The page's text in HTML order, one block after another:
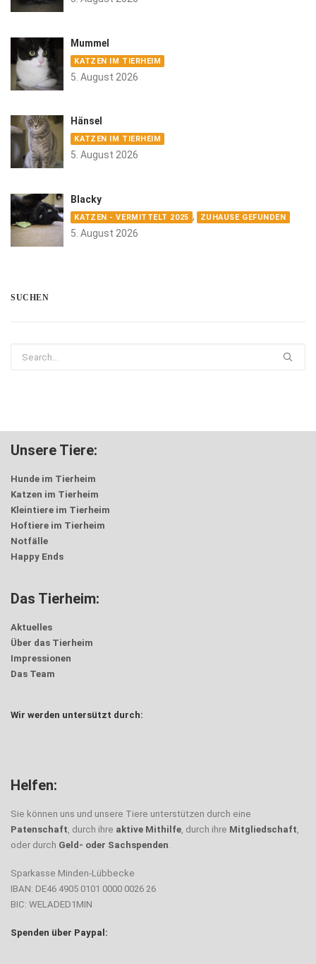
Mummel
KATZEN IM TIERHEIM
5. August 2026
Hänsel
KATZEN IM TIERHEIM
5. August 2026
Blacky
KATZEN - VERMITTELT 2025 , ZUHAUSE GEFUNDEN
5. August 2026
SUCHEN
Unsere Tiere:
Hunde im Tierheim
Katzen im Tierheim
Kleintiere im Tierheim
Hoftiere im Tierheim
Notfälle
Happy Ends
Das Tierheim:
Aktuelles
Über das Tierheim
Impressionen
Das Team
Wir werden untersützt durch:
Helfen:
Sie können uns und unsere Tiere unterstützen durch eine
Patenschaft, durch ihre aktive Mithilfe, durch ihre Mitgliedschaft,
oder durch Geld- oder Sachspenden.
Sparkasse Minden-Lübbecke
IBAN: DE46 4905 0101 0000 0026 26
BIC: WELADED1MIN
Spenden über Paypal: